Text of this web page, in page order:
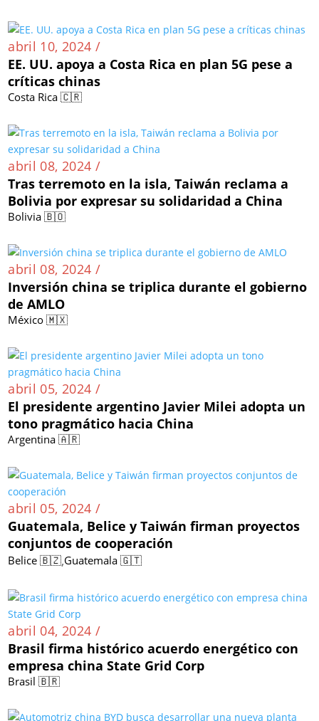
abril 10, 2024 /
EE. UU. apoya a Costa Rica en plan 5G pese a
críticas chinas
Costa Rica 🇨🇷
abril 08, 2024 /
Tras terremoto en la isla, Taiwán reclama a
Bolivia por expresar su solidaridad a China
Bolivia 🇧🇴
abril 08, 2024 /
Inversión china se triplica durante el gobierno
de AMLO
México 🇲🇽
abril 05, 2024 /
El presidente argentino Javier Milei adopta un
tono pragmático hacia China
Argentina 🇦🇷
abril 05, 2024 /
Guatemala, Belice y Taiwán firman proyectos
conjuntos de cooperación
Belice 🇧🇿,Guatemala 🇬🇹
abril 04, 2024 /
Brasil firma histórico acuerdo energético con
empresa china State Grid Corp
Brasil 🇧🇷